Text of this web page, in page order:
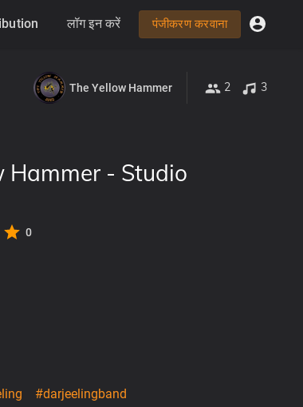
लॉग इन करें पंजीकरण करवाना
The Yellow Hammer 2 3
Hammer - Studio
0
#darjeelingband